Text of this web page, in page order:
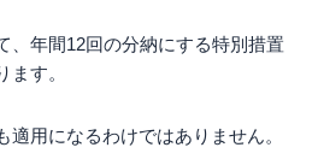
、年間12回の分納にする特別措置
ます。
用になるわけではありません。